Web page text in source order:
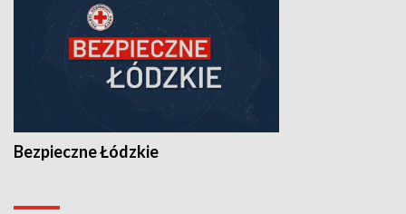
Bezpieczne Łódzkie